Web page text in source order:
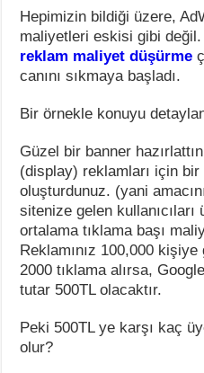
Hepimizin bildiği üzere,
maliyetleri eskisi gibi
reklam maliyet düşürme
canını sıkmaya başladı.
Bir örnekle konuyu
Güzel bir banner
(display) reklamları için bir
oluşturdunuz. (yani
sitenize gelen
ortalama tıklama başı
Reklamınız 100,000
2000 tıklama alırsa,
tutar 500TL olacaktır.
Peki 500TL ye karşı kaç
olur?